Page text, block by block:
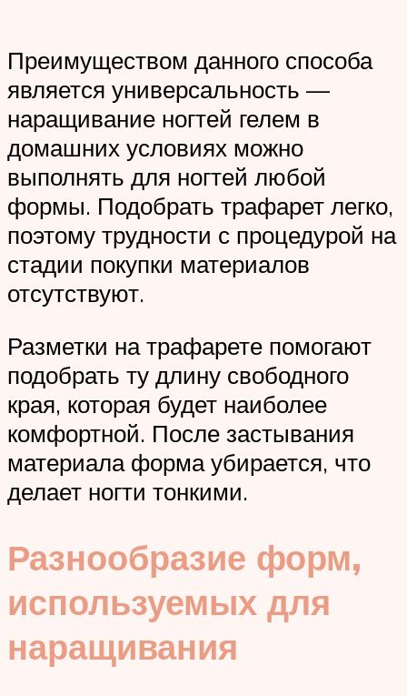
Преимуществом данного способа
является универсальность —
наращивание ногтей гелем в
домашних условиях можно
выполнять для ногтей любой
формы. Подобрать трафарет легко,
поэтому трудности с процедурой на
стадии покупки материалов
отсутствуют.
Разметки на трафарете помогают
подобрать ту длину свободного
края, которая будет наиболее
комфортной. После застывания
материала форма убирается, что
делает ногти тонкими.
Разнообразие форм,
используемых для
наращивания